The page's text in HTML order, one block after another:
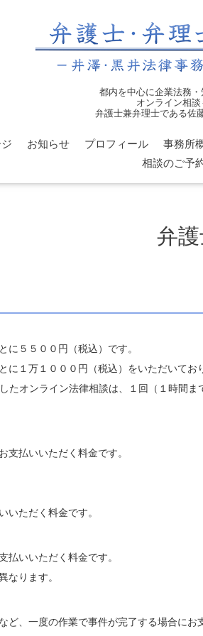
都内を中心に企業法務
オンライン相談
弁護士兼弁理士である佐
お知らせ プロフィール 事務所
相談のご予
弁
に５５００円（税込）です。
１万１０００円（税込）をいただいてお
オンライン法律相談は、１回（１時間ま
支払いいただく料金です。
いただく料金です。
払いいただく料金です。
なります。
ど、一度の作業で事件が完了する場合にお